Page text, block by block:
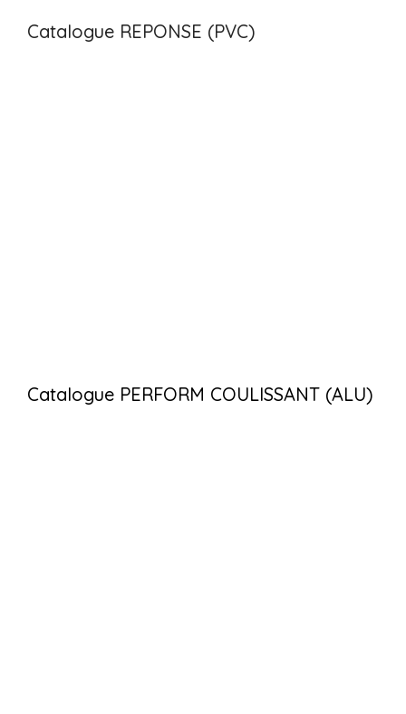
Catalogue REPONSE (PVC)
Catalogue PERFORM COULISSANT (ALU)